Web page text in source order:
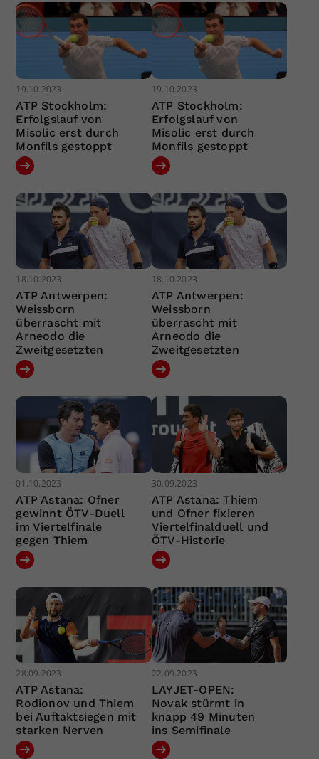
19.10.2023
ATP Stockholm:
Erfolgslauf von
Misolic erst durch
Monfils gestoppt
19.10.2023
ATP Stockholm:
Erfolgslauf von
Misolic erst durch
Monfils gestoppt
18.10.2023
ATP Antwerpen:
Weissborn
überrascht mit
Arneodo die
Zweitgesetzten
18.10.2023
ATP Antwerpen:
Weissborn
überrascht mit
Arneodo die
Zweitgesetzten
01.10.2023
ATP Astana: Ofner
gewinnt ÖTV-Duell
im Viertelfinale
gegen Thiem
30.09.2023
ATP Astana: Thiem
und Ofner fixieren
Viertelfinalduell und
ÖTV-Historie
28.09.2023
ATP Astana:
Rodionov und Thiem
bei Auftaktsiegen mit
starken Nerven
22.09.2023
LAYJET-OPEN:
Novak stürmt in
knapp 49 Minuten
ins Semifinale